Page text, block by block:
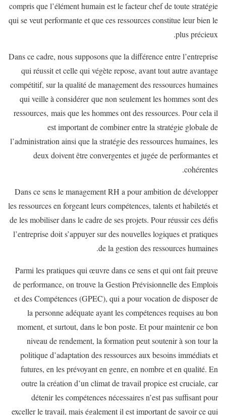
compris que l’élément humain est le facteur chef de toute stratégie
qui se veut performante et que ces ressources constitue leur bien le
plus précieux.
Dans ce cadre, nous supposons que la différence entre l’entreprise
qui réussit et celle qui végète repose, avant tout autre avantage
compétitif, sur la qualité de management des ressources humaines
qui veille à considérer que non seulement les hommes sont des
ressources, mais que les hommes ont des ressources. Pour cela il
est important de combiner entre la stratégie globale de
l’administration ainsi que la stratégie des ressources humaines, les
deux doivent être convergentes et jugée de performantes et
cohérentes.
Dans ce sens le management RH a pour ambition de développer
les ressources en forgeant leurs compétences, talents et habiletés et
de les mobiliser dans le cadre de ses projets. Pour réussir ces défis
l’entreprise doit s’appuyer sur des nouvelles logiques et pratiques
de la gestion des ressources humaines.
Parmi les pratiques qui œuvre dans ce sens et qui ont fait preuve
de performance, on trouve la Gestion Prévisionnelle des Emplois
et des Compétences (GPEC), qui a pour vocation de disposer de
la personne adéquate ayant les compétences requises au bon
moment, et surtout, dans le bon poste. Et pour maintenir ce bon
niveau de rendement, la formation peut soutenir à son tour la
politique d’adaptation des ressources aux besoins immédiats et
futures, en les prévoyant en genre, en nombre et en qualité. En
outre la création d’un climat de travail propice est cruciale, car
détenir les compétences nécessaires n’est pas suffisant pour
exceller le travail, mais également il est important de savoir ce qui